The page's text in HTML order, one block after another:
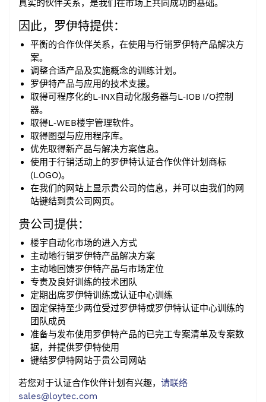
真实的伙伴关系，是我们在市场上共同成功的基础。
因此，罗伊特提供：
平衡的合作伙伴关系，在使用与行销罗伊特产品解决方
案。
调整合适产品及实施概念的训练计划。
罗伊特产品与应用的技术支援。
取得可程序化的L‑INX自动化服务器与L‑IOB I/‌O控制
器。
取得L‑WEB楼宇管理软件。
取得图型与应用程序库。
优先取得新产品与解决方案信息。
使用于行销活动上的罗伊特认证合作伙伴计划商标
(LOGO)。
在我们的网站上显示贵公司的信息，并可以由我们的网
站键结到贵公司网页。
贵公司提供：
楼宇自动化市场的进入方式
主动地行销罗伊特产品解决方案
主动地回馈罗伊特产品与市场定位
专责及良好训练的技术团队
定期出席罗伊特训练或认证中心训练
固定保持至少两位受过罗伊特或罗伊特认证中心训练的
团队成员
准备与发布使用罗伊特产品的已完工专案清单及专案数
据，并提供罗伊特使用
键结罗伊特网站于贵公司网站
若您对于认证合作伙伴计划有兴趣， 请联络
sales@loytec.com